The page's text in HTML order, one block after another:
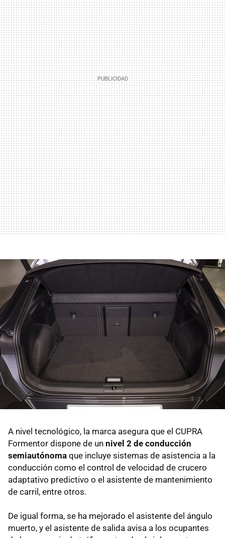
A nivel tecnológico, la marca asegura que el CUPRA
Formentor dispone de un nivel 2 de conducción
semiautónoma que incluye sistemas de asistencia a la
conducción como el control de velocidad de crucero
adaptativo predictivo o el asistente de mantenimiento
de carril, entre otros.
De igual forma, se ha mejorado el asistente del ángulo
muerto, y el asistente de salida avisa a los ocupantes